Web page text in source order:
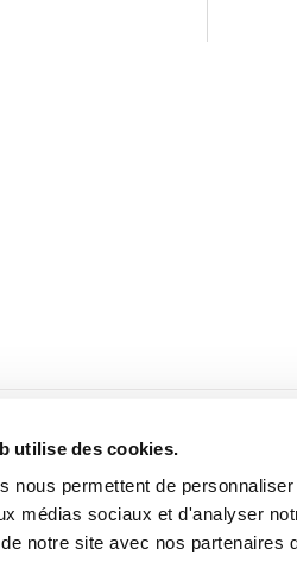
utilise des cookies.
nous permettent de
médias sociaux et d'analyser
notre site avec nos partenaires